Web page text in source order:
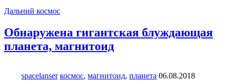
Дальний космос
Обнаружена гигантская блуждающая
планета, магнитоид
spacelanser космос, магнитоид, планета 06.08.2018